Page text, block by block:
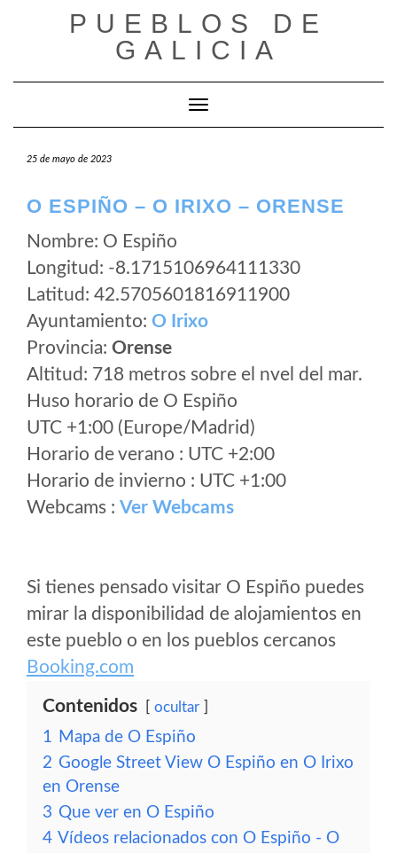
PUEBLOS DE
GALICIA
Cambiar modo de navegación
25 de mayo de 2023
O ESPIÑO – O IRIXO – ORENSE
Nombre: O Espiño
Longitud: -8.1715106964111330
Latitud: 42.5705601816911900
Ayuntamiento: O Irixo
Provincia: Orense
Altitud: 718 metros sobre el nvel del mar.
Huso horario de O Espiño
UTC +1:00 (Europe/Madrid)
Horario de verano : UTC +2:00
Horario de invierno : UTC +1:00
Webcams : Ver Webcams
Si tienes pensado visitar O Espiño puedes
mirar la disponibilidad de alojamientos en
este pueblo o en los pueblos cercanos
Booking.com
Contenidos ocultar
1 Mapa de O Espiño
2 Google Street View O Espiño en O Irixo
en Orense
3 Que ver en O Espiño
4 Vídeos relacionados con O Espiño - O